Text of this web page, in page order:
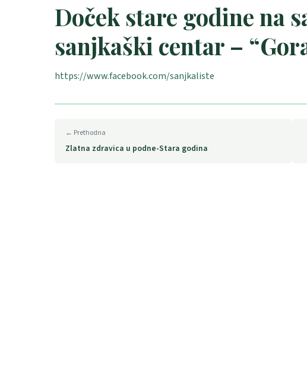
Doček stare godine na
sanjkaški centar –
https://www.facebook.com/sanjkaliste
← Prethodna
Zlatna zdravica u podne-Stara godina